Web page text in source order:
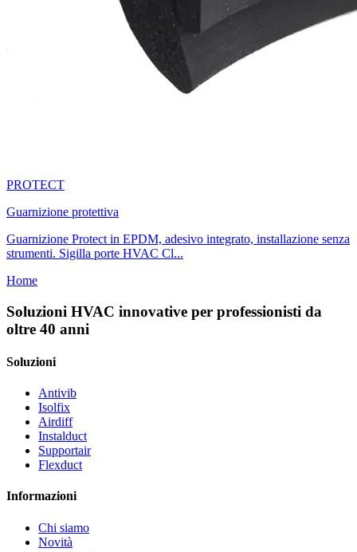
PROTECT
Guarnizione protettiva
Guarnizione Protect in EPDM, adesivo integrato, installazione senza
strumenti. Sigilla porte HVAC Cl...
Home
Soluzioni HVAC innovative per professionisti da
oltre 40 anni
Soluzioni
Antivib
Isolfix
Airdiff
Instalduct
Supportair
Flexduct
Informazioni
Chi siamo
Novità